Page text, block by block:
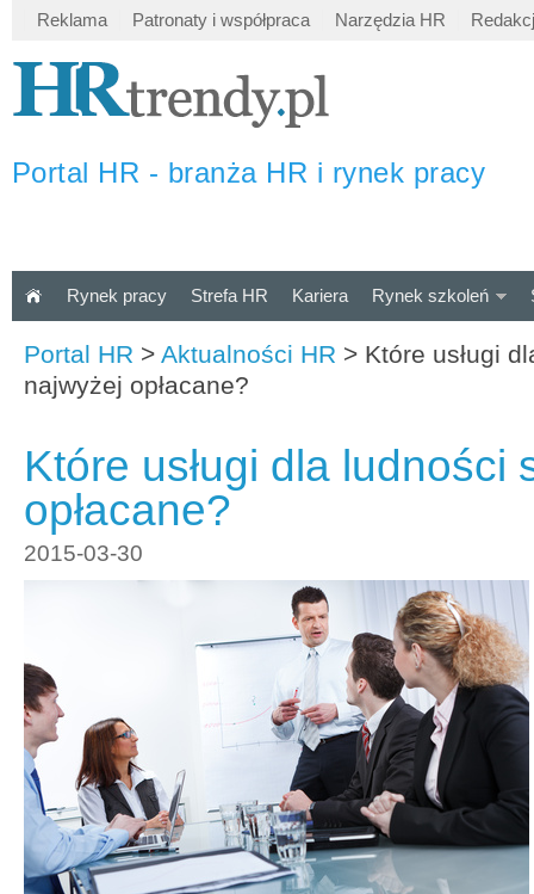
Reklama Patronaty i współpraca Narzędzia HR
Portal HR - branża HR i rynek pracy
Rynek pracy Strefa HR Kariera Rynek szkoleń
Portal HR > Aktualności HR > Które usługi
najwyżej opłacane?
Które usługi dla ludności
opłacane?
2015-03-30